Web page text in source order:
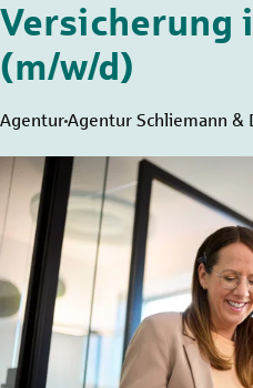
Versicherung
(m/w/d)
AgenturAgentur Schliemann &